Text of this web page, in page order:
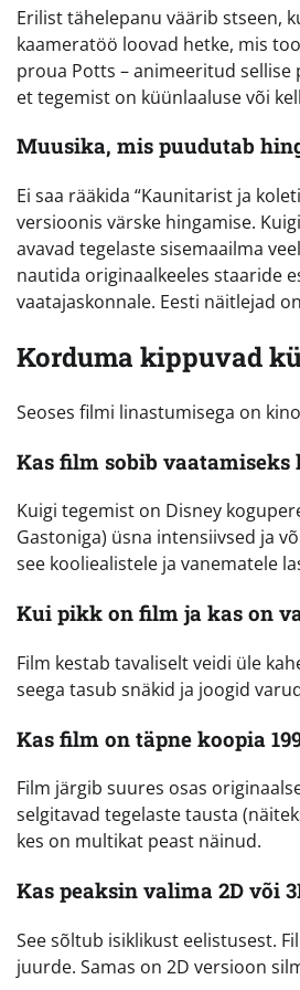
Erilist tähelepanu väärib stseen,
kaameratöö loovad hetke, mis
proua Potts – animeeritud
et tegemist on küünlaaluse või
Muusika, mis puudutab
Ei saa rääkida “Kaunitarist ja
versioonis värske hingamise.
avavad tegelaste sisemaailma
nautida originaalkeeles staaride
vaatajaskonnale. Eesti näitlejad
Korduma kippuvad
Seoses filmi linastumisega on
Kas film sobib vaatamiseks
Kuigi tegemist on Disney
Gastoniga) üsna intensiivsed ja
see kooliealistele ja vanematele
Kui pikk on film ja kas on
Film kestab tavaliselt veidi üle
seega tasub snäkid ja joogid
Kas film on täpne koopia
Film järgib suures osas
selgitavad tegelaste tausta
kes on multikat peast näinud.
Kas peaksin valima 2D või
See sõltub isiklikust eelistusest.
juurde. Samas on 2D versioon